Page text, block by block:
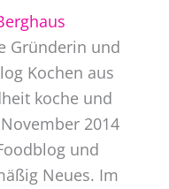
Gründerin und
Kochen aus
koche und
2014
und
Neues. Im